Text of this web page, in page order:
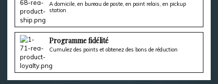
A domicile, en bureau de poste, en point relais, en pickup
station
Programme fidélité
Cumulez des points et obtenez des bons de réduction